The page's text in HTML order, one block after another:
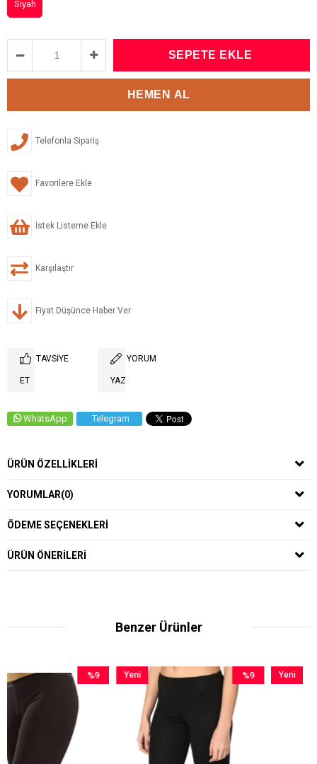
Siyah
Telefonla Sipariş
Favorilere Ekle
İstek Listeme Ekle
Karşılaştır
Fiyat Düşünce Haber Ver
TAVSIYE
ET
YORUM
YAZ
WhatsApp Telegram
ÜRÜN ÖZELLIKLERI
YORUMLAR(0)
ÖDEME SEÇENEKLERI
ÜRÜN ÖNERILERI
Benzer Ürünler
%9
%9İndirim
%9
Yeni
Ürün
Yeni
Ürün